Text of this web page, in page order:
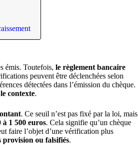
émis. Toutefois, le règlement bancaire
peuvent être déclenchées selon
détectées dans l’émission du chèque.
contexte.
. Ce seuil n’est pas fixé par la loi, mais
à 1 500 euros. Cela signifie qu’un chèque
faire l’objet d’une vérification plus
provision ou falsifiés.